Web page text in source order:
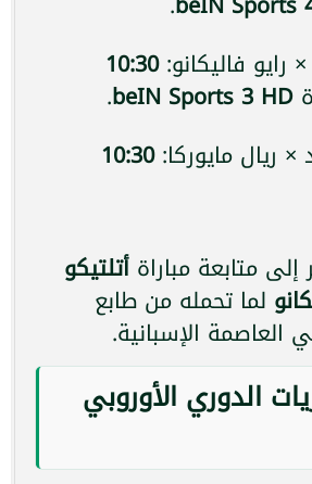
رايو فاليكانو:10:30
beIN Sports 3 HD
.
ريال مايوركا:10:30
متابعة مباراة أتلتيكو
لما تحمله من طابع
الإسبانية.
الدوري الأوروبي